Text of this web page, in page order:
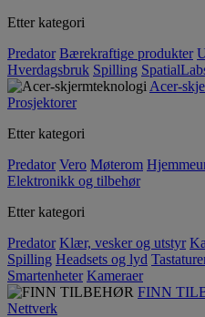
Etter kategori
Predator Bærekraftige produkter
Hverdagsbruk Spilling
Acer-
Prosjektorer
Etter kategori
Predator Vero Møterom
Elektronikk og tilbehør
Etter kategori
Predator Klær, vesker og utstyr
Spilling Headsets og lyd
Smartenheter Kameraer
FINN
Nettverk